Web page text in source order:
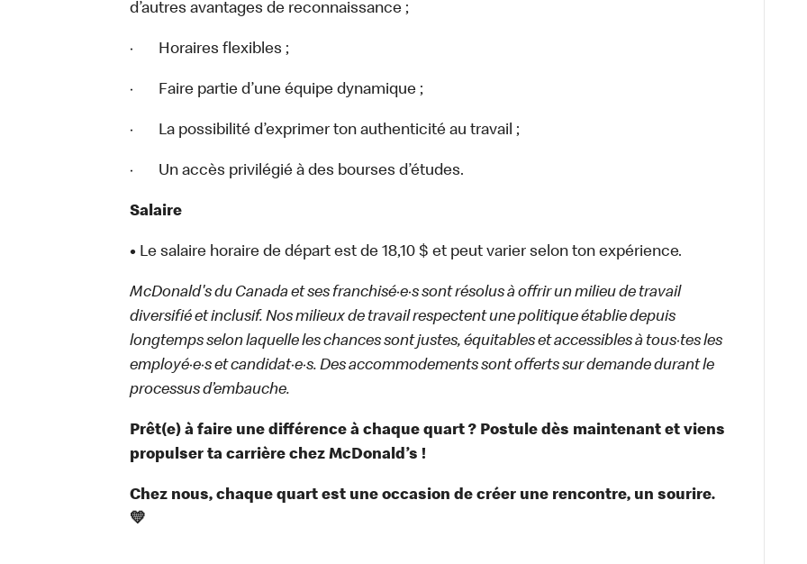
d’autres avantages de reconnaissance ;
· Horaires flexibles ;
· Faire partie d’une équipe dynamique ;
· La possibilité d’exprimer ton authenticité au travail ;
· Un accès privilégié à des bourses d’études.
Salaire
• Le salaire horaire de départ est de 18,10 $ et peut varier selon ton expérience.
McDonald's du Canada et ses franchisé·e·s sont résolus à offrir un milieu de travail
diversifié et inclusif. Nos milieux de travail respectent une politique établie depuis
longtemps selon laquelle les chances sont justes, équitables et accessibles à tous·tes les
employé·e·s et candidat·e·s. Des accommodements sont offerts sur demande durant le
processus d’embauche.
Prêt(e) à faire une différence à chaque quart ? Postule dès maintenant et viens
propulser ta carrière chez McDonald’s !
Chez nous, chaque quart est une occasion de créer une rencontre, un sourire.
💛